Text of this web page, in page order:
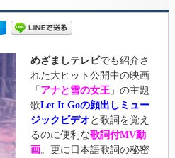
めざましテレビでも紹介さ
れた大ヒット公開中の映画
「 アナと雪の女王 」の主題
歌Let It Goの顔出しミュー
ジックビデオ と歌詞を覚え
るのに便利な歌詞付MV動
画。更に日本語歌詞の秘密